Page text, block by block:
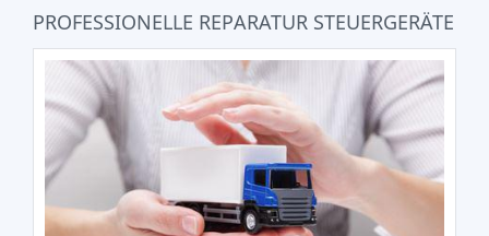
PROFESSIONELLE REPARATUR STEUERGERÄTE